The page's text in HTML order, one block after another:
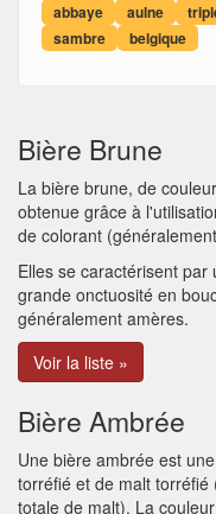
abbaye aulne
sambre
belgique
Bière Brune
La bière brune, de
obtenue grâce à
de colorant
Elles se caractérisent
grande onctuosité en
généralement amères.
Voir la liste »
Bière Ambrée
Une bière ambrée est
torréfié et de malt
totale de malt). La